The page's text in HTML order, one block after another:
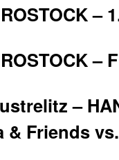
–
–
–
& Friends